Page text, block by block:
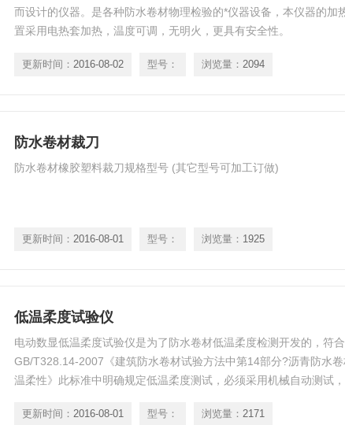
而设计的仪器。是各种防水卷材物理检验的*仪器设备，本仪器的加
置采用电热套加热，温度可调，无明火，更具有安全性。
更新时间： 2016-08-02 型号： 浏览量： 2094
防水卷材裁刀
防水卷材橡胶塑料裁刀规格型号 (其它型号可加工订做)
更新时间： 2016-08-01 型号： 浏览量： 1925
低温柔度试验仪
电动数显低温柔度试验仪是为了防水卷材低温柔度检测开发的，符
GB/T328.14-2007《建筑防水卷材试验方法中第14部分?沥青防水
温柔性》此标准中明确规定低温柔度测试，必须采用机械自动测试
备。
更新时间： 2016-08-01 型号： 浏览量： 2171